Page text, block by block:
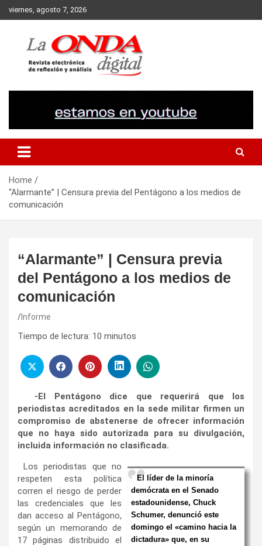
Skip
to
viernes, agosto 7, 2026
Home
“Alarmante” | Censura previa del Pentágono a los medios de
comunicación
“Alarmante” | Censura previa
del Pentágono a los medios de
comunicación
Informe
Tiempo de lectura: 10 minutos
-El Pentágono dice que requerirá que los
periodistas acreditados en la sede militar firmen un
compromiso de abstenerse de ofrecer información
que no haya sido autorizada para su divulgación,
incluida información no clasificada.
El líder de la minoría
demócrata en el Senado
estadounidense, Chuck
Schumer, denunció este
domingo el «camino hacia la
dictadura» que, en su
Los periodistas que no
respeten esta política
corren el riesgo de perder
las credenciales que les
dan acceso al Pentágono,
según un memorando de
17 páginas distribuido el